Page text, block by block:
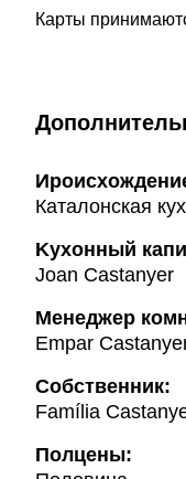
Карты
Каталонская
Kухонный
Joan Castanyer
Менеджер
Empar
Собственник:
Família
Полцены: